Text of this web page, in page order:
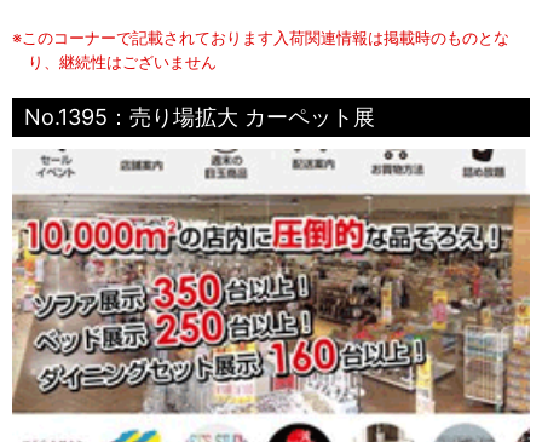
※このコーナーで記載されております入荷関連情報は掲載時のものとな
り、継続性はございません
No.1395：売り場拡大 カーペット展